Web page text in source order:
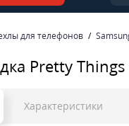
для телефонов
Pretty
Характеристики